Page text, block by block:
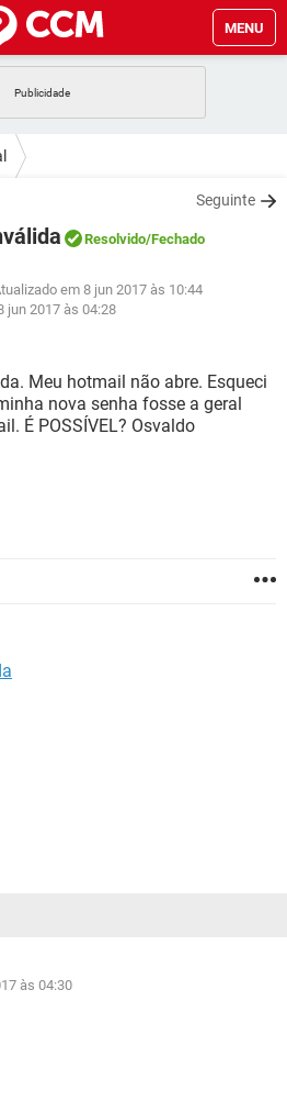
MENU
GMAIL
GMAIL
WHATSAPP
EXCEL
WHATSAPP
GMAIL
FACEBOOK
EXCEL
Seguinte
Resolvido/Fechado
em 8 jun 2017 às 10:44
jun 2017 às 04:28
Meu hotmail não abre. Esqueci
nova senha fosse a geral
É POSSÍVEL? Osvaldo
às 04:30